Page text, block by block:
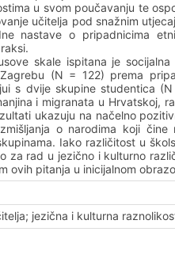
u svom poučavanju te
učitelja pod snažnim
nastave o pripadnicima
skale ispitana je
(N = 122) prema
s dvije skupine studentica
i migranata u Hrvatskoj,
ukazuju na načelno
o narodima koji čine
Iako različitost u
za rad u jezično i kulturno
ovih pitanja u inicijalnom
jezična i kulturna